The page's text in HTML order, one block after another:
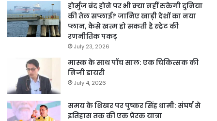
होर्मुज बंद होने पर भी क्या नहीं रुकेगी दुनिया
की तेल सप्लाई? जानिए खाड़ी देशों का नया
प्लान, कैसे खत्म हो सकती है स्ट्रेट की
रणनीतिक पकड़
July 23, 2026
मास्क के साथ पॉच साल: एक चिकित्सक की
निजी डायरी
July 4, 2026
समय के शिखर पर पुष्कर सिंह धामी: संघर्ष से
इतिहास तक की एक प्रेरक यात्रा